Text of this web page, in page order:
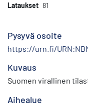
Lataukset 81
Pysyvä osoite
https://urn.fi/
Kuvaus
Suomen virallinen
Aihealue